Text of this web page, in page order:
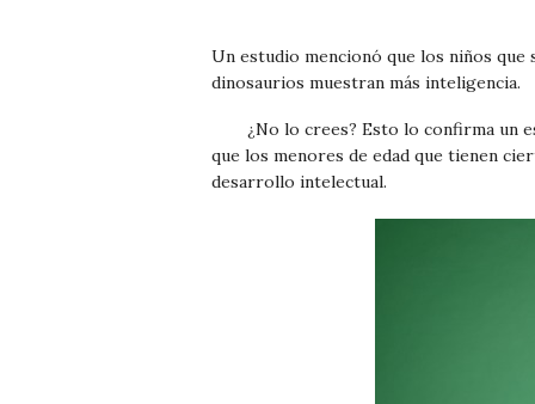
Un estudio mencionó que los niños
dinosaurios muestran más inteligencia.
¿No lo crees? Esto lo confirma un
que los menores de edad que tienen
desarrollo intelectual.